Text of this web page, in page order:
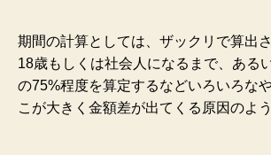
期間の計算としては、ザックリで算出
18歳もしくは社会人になるまで、ある
の75%程度を算定するなどいろいろな
こが大きく金額差が出てくる原因のよう